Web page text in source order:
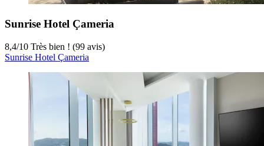
Sunrise Hotel Çameria
8,4/10 Très bien ! (99 avis)
Sunrise Hotel Çameria